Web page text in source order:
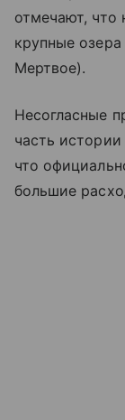
отмечают, что
крупные
Мертвое).
Несогласные
часть
что
большие